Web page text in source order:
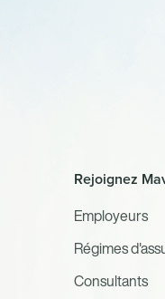
Rejoignez
Employeurs
Régimes
Consultants